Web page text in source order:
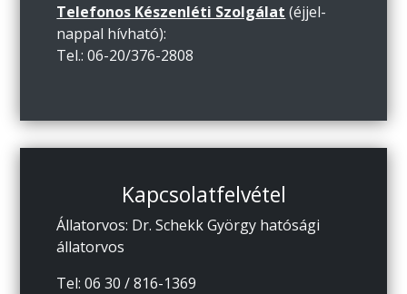
Telefonos Készenléti Szolgálat (éjjel-
nappal hívható):
Tel.: 06-20/376-2808
Kapcsolatfelvétel
Állatorvos: Dr. Schekk György hatósági
állatorvos
Tel: 06 30 / 816-1369